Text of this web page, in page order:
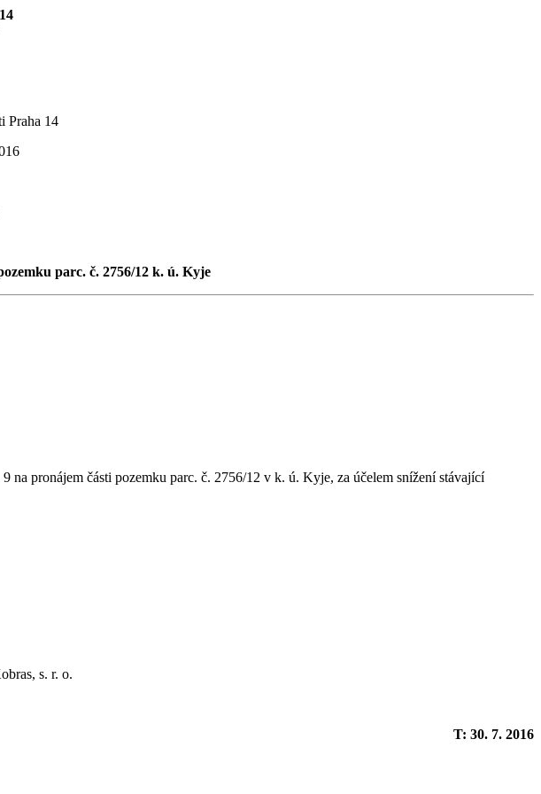
Praha 14
parc. č. 2756/12 k. ú. Kyje
na pronájem části pozemku parc. č. 2756/12 v k. ú. Kyje, za účelem snížení stávající
s. r. o.
T: 30. 7. 2016